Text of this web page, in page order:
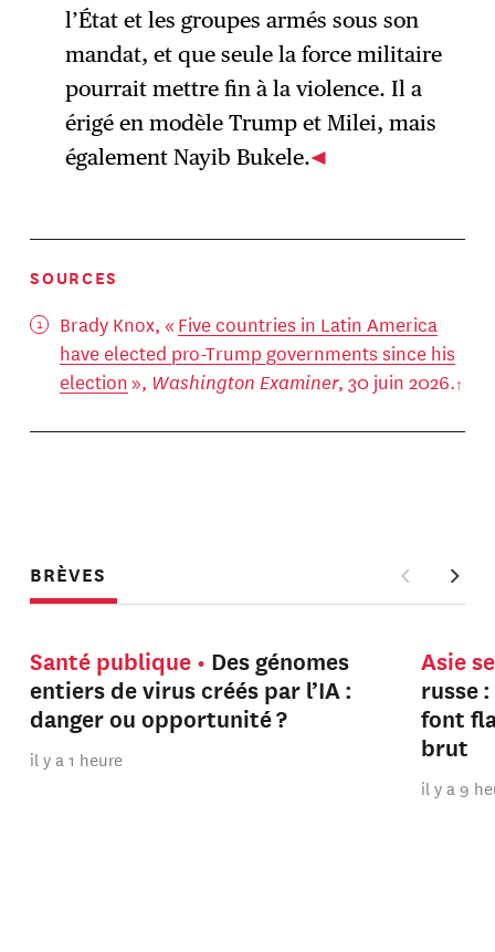
l’État et les groupes armés sous son
mandat, et que seule la force militaire
pourrait mettre fin à la violence. Il a
érigé en modèle Trump et Milei, mais
également Nayib Bukele.
SOURCES
Brady Knox, « Five countries in Latin America
have elected pro-Trump governments since his
election», Washington Examiner, 30 juin 2026.
BRÈVES
Santé publique
Des génomes
entiers de virus créés par l’IA :
danger ou opportunité ?
il y a 1 heure
Asie
russe
font
brut
il y a 9